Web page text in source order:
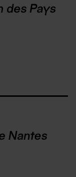
des Pays
Nantes